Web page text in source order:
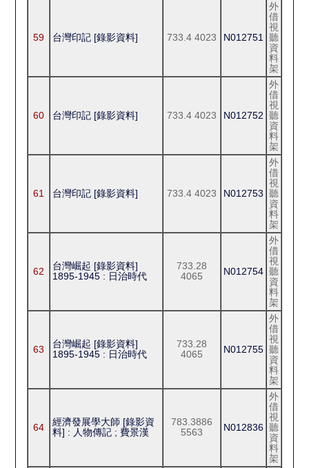
59 台灣印記 [錄影資料] 733.4 4023 N012751
外
借
視
聽
資
料
架
60 台灣印記 [錄影資料] 733.4 4023 N012752
外
借
視
聽
資
料
架
61 台灣印記 [錄影資料] 733.4 4023 N012753
外
借
視
聽
資
料
架
62
台灣崛起 [錄影資料]
1895-1945 : 日治時代
733.28
4065
N012754
外
借
視
聽
資
料
架
63
台灣崛起 [錄影資料]
1895-1945 : 日治時代
733.28
4065
N012755
外
借
視
聽
資
料
架
64
經濟發展學大師 [錄影資
料] : 人物傳記 ; 費景漢
783.3886
5563
N012836
外
借
視
聽
資
料
架